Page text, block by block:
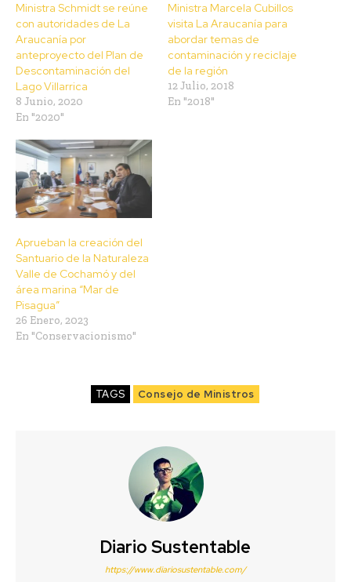
Ministra Schmidt se reúne
con autoridades de La
Araucanía por
anteproyecto del Plan de
Descontaminación del
Lago Villarrica
8 Junio, 2020
En "2020"
Ministra Marcela Cubillos
visita La Araucanía para
abordar temas de
contaminación y reciclaje
de la región
12 Julio, 2018
En "2018"
Aprueban la creación del
Santuario de la Naturaleza
Valle de Cochamó y del
área marina “Mar de
Pisagua”
26 Enero, 2023
En "Conservacionismo"
TAGS Consejo de Ministros
Diario Sustentable
https://www.diariosustentable.com/